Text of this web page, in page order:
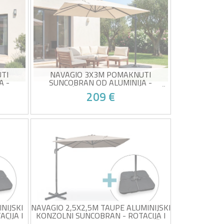
podešavanje sjene
Taupe boja
Zaštitna navlaka uključena
Žrtva vlastitog uspjeha!
-
SIVI
2,93
NAVAGIO 3X3M POMAKNUTI
SUNCOBRAN OD ALUMINIJA -
ROTIRAJUĆI I NAGIBNI ZA 360° - BEŽ
209 €
Kvadratni konzolni suncobran 2,93
Rotacija od 360° za jednostavno
podešavanje sjene
Bež boja
Zaštitna navlaka uključena
Žrtva vlastitog uspjeha!
I
NAVAGIO 2,5X2,5M TAUPE ALUMINIJSKI
KONZOLNI SUNCOBRAN - ROTACIJA I